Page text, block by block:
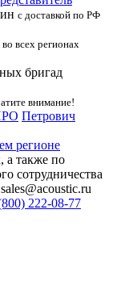
с доставкой по РФ
всех регионах
бригад
внимание!
Петрович
регионе
а также по
сотрудничества
222-08-77